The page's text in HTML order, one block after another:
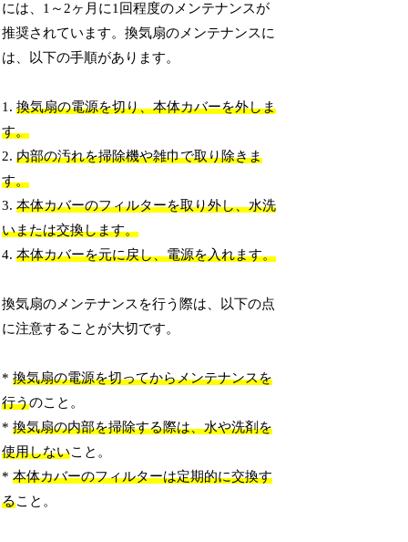
には、1～2ヶ月に1回程度のメンテナンスが
推奨されています。換気扇のメンテナンスに
は、以下の手順があります。
1.換気扇の電源を切り、本体カバーを外しま
す。
2.内部の汚れを掃除機や雑巾で取り除きま
す。
3.本体カバーのフィルターを取り外し、水洗
いまたは交換します。
4.本体カバーを元に戻し、電源を入れます。
換気扇のメンテナンスを行う際は、以下の点
に注意することが大切です。
*換気扇の電源を切ってからメンテナンスを
行うのこと。
*換気扇の内部を掃除する際は、水や洗剤を
使用しないこと。
*本体カバーのフィルターは定期的に交換す
ること。